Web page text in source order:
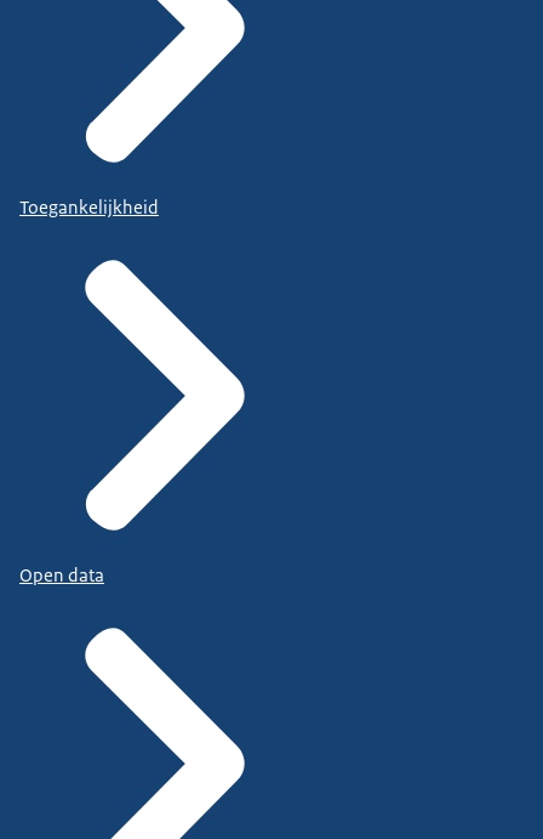
Toegankelijkheid
Open data